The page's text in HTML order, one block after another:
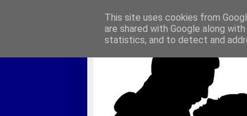
This site uses cookies from
are shared with Google along
statistics, and to detect and